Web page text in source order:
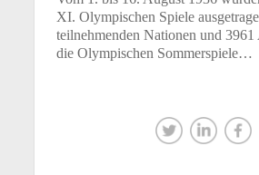
XI. Olympischen Spiele
teilnehmenden Nationen und 3961
die Olympischen Sommerspiele…